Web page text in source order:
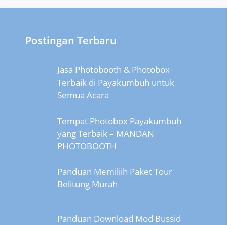
Postingan Terbaru
Jasa Photobooth & Photobox
Terbaik di Payakumbuh untuk
Semua Acara
Tempat Photobox Payakumbuh
yang Terbaik – MANDAN
PHOTOBOOTH
Panduan Memiliih Paket Tour
Belitung Murah
Panduan Download Mod Bussid